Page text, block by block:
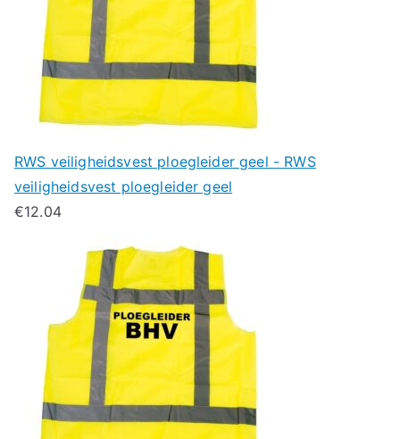
RWS veiligheidsvest ploegleider geel - RWS
veiligheidsvest ploegleider geel
€12.04